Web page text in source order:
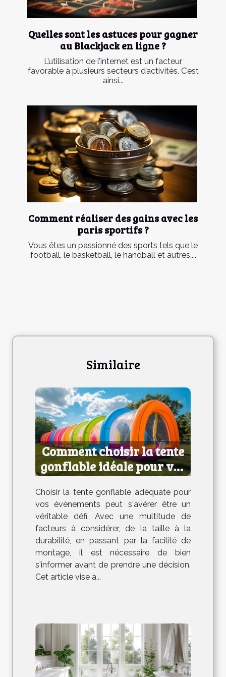
Quelles sont les astuces pour gagner
au Blackjack en ligne ?
L’utilisation de l’internet est un facteur
favorable à plusieurs secteurs d’activités. C’est
ainsi...
Comment réaliser des gains avec les
paris sportifs ?
Vous êtes un passionné des sports tels que le
football, le basketball, le handball et autres....
Similaire
Comment choisir la tente
gonflable idéale pour vos
événements
Choisir la tente gonflable adéquate pour
vos événements peut s'avérer être un
véritable défi. Avec une multitude de
facteurs à considérer, de la taille à la
durabilité, en passant par la facilité de
montage, il est nécessaire de bien
s'informer avant de prendre une décision.
Cet article vise à...